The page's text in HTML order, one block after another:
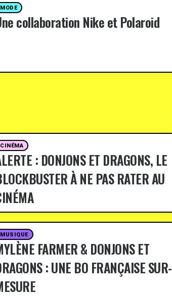
MODE
collaboration Nike et Polaroid
CINÉMA
: DONJONS ET DRAGONS, LE
À NE PAS RATER AU
MUSIQUE
FARMER & DONJONS ET
: UNE BO FRANÇAISE SUR-